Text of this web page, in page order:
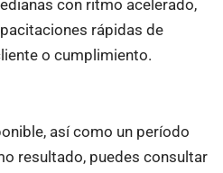
con ritmo acelerado,
rápidas de
o cumplimiento.
así como un período
resultado, puedes consultar